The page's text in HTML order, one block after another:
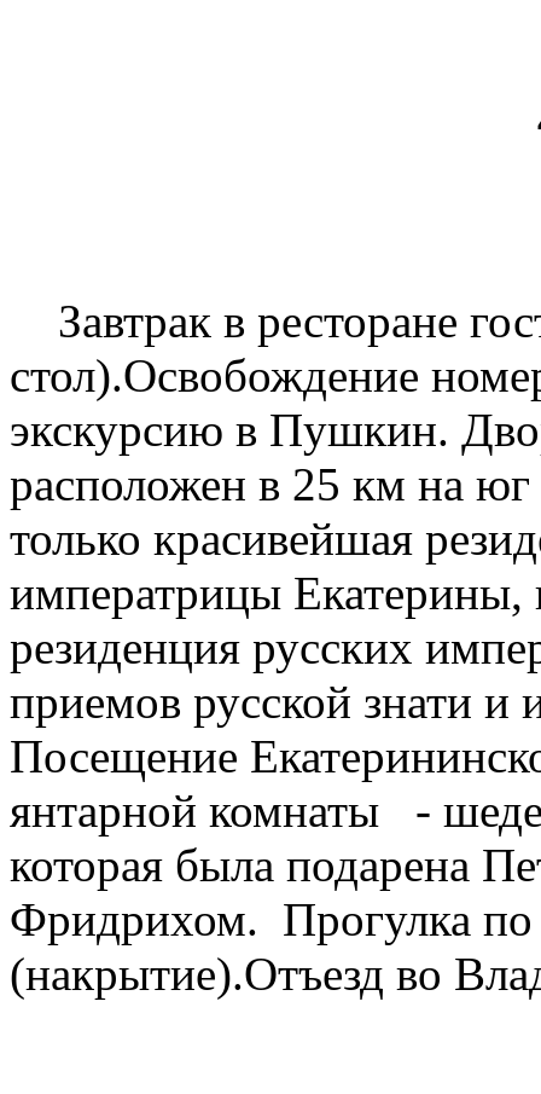
Завтрак в ресторане
стол).Освобождение
экскурсию в Пушкин.
расположен в 25 км на
только красивейшая
императрицы Екатерины,
резиденция русских
приемов русской знати и
Посещение
янтарной комнаты -
которая была подарена
Фридрихом. Прогулка по
(накрытие).Отъезд во